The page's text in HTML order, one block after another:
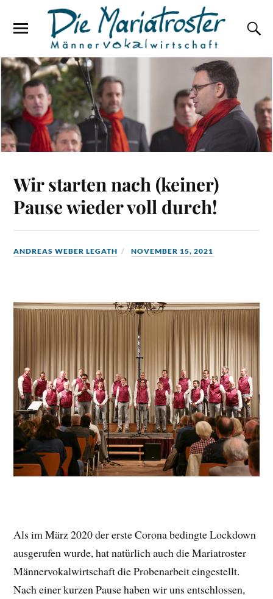
Wir starten nach (keiner)
Pause wieder voll durch!
ANDREAS WEBER LEGATH NOVEMBER 15, 2021
Als im März 2020 der erste Corona bedingte Lockdown
ausgerufen wurde, hat natürlich auch die Mariatroster
Männervokalwirtschaft die Probenarbeit eingestellt.
Nach einer kurzen Pause haben wir uns entschlossen,